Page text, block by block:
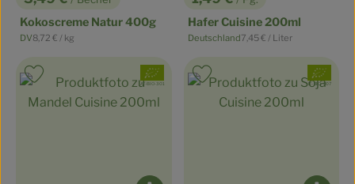
, Preis:
Kokoscreme Natur 400g
, Herkunft:
DV, Referenzpreis:
8,72 € / kg
, Preis:
Hafer Cuisine 200ml
, Herkunft:
Deutschland, Referenzpreis:
7,45 € / Liter
, Verband:
, Kontrollstelle:
AT-BIO-301
Produkt zu Favouriten hinzufügen
, Verband:
, Kontrollstelle:
IT-BIO-007
Produkt zu Favouriten